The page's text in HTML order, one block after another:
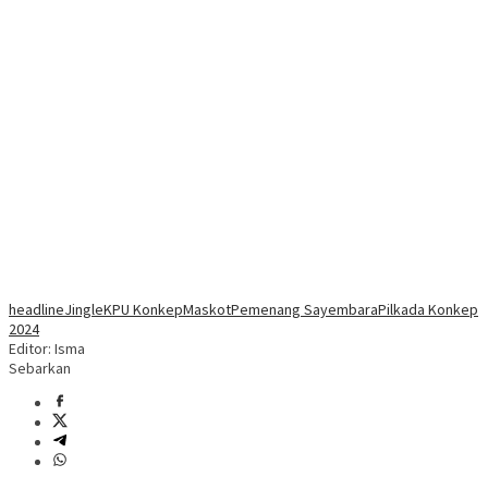
headlineJingleKPU KonkepMaskotPemenang SayembaraPilkada Konkep
2024
Editor: Isma
Sebarkan